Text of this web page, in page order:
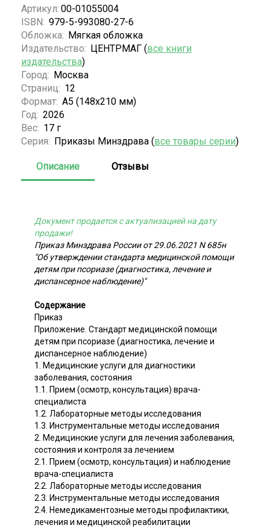
Артикул: 00-01055004
ISBN: 979-5-993080-27-6
Обложка: Мягкая обложка
Издательство: ЦЕНТРМАГ (все книги
издательства)
Город: Москва
Страниц: 12
Формат: А5 (148x210 мм)
Год: 2026
Вес: 17 г
Серия: Приказы Минздрава (все товары серии)
Описание Отзывы
Документ продается с актуализацией на дату
продажи!
Приказ Минздрава России от 29.06.2021 N 685н
"Об утверждении стандарта медицинской помощи
детям при псориазе (диагностика, лечение и
диспансерное наблюдение)"
Содержание
Приказ
Приложение. Стандарт медицинской помощи
детям при псориазе (диагностика, лечение и
диспансерное наблюдение)
1. Медицинские услуги для диагностики
заболевания, состояния
1.1. Прием (осмотр, консультация) врача-
специалиста
1.2. Лабораторные методы исследования
1.3. Инструментальные методы исследования
2. Медицинские услуги для лечения заболевания,
состояния и контроля за лечением
2.1. Прием (осмотр, консультация) и наблюдение
врача-специалиста
2.2. Лабораторные методы исследования
2.3. Инструментальные методы исследования
2.4. Немедикаментозные методы профилактики,
лечения и медицинской реабилитации